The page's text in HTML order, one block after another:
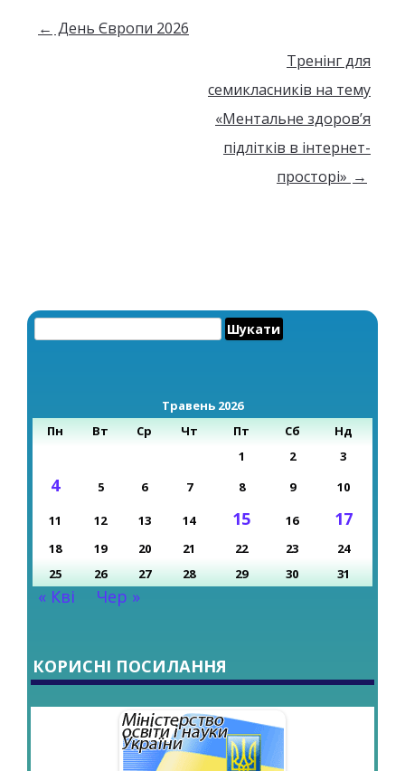
Навігація по запису
← День Європи 2026
Тренінг для
семикласників на тему
«Ментальне здоров’я
підлітків в інтернет-
просторі» →
Травень 2026
Пн
Вт Ср Чт Пт Сб
Нд
1
2 3
4 5 6 7 8 9 10
11 12 13 14 15 16 17
18 19 20 21 22 23
24
25
26 27 28 29 30 31
« Кві Чер »
КОРИСНІ ПОСИЛАННЯ